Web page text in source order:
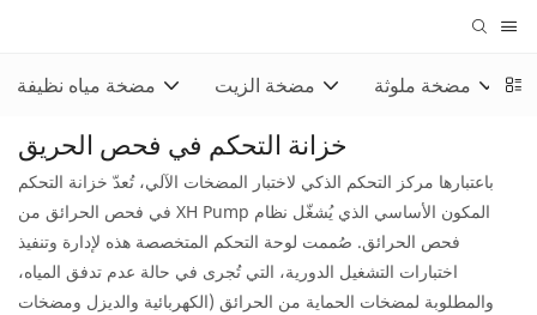
مضخة مياه نظيفة مضخة الزيت مضخة ملوثة
خزانة التحكم في فحص الحريق
باعتبارها مركز التحكم الذكي لاختبار المضخات الآلي، تُعدّ خزانة التحكم
في فحص الحرائق من XH Pump المكون الأساسي الذي يُشغّل نظام
فحص الحرائق. صُممت لوحة التحكم المتخصصة هذه لإدارة وتنفيذ
اختبارات التشغيل الدورية، التي تُجرى في حالة عدم تدفق المياه،
والمطلوبة لمضخات الحماية من الحرائق (الكهربائية والديزل ومضخات